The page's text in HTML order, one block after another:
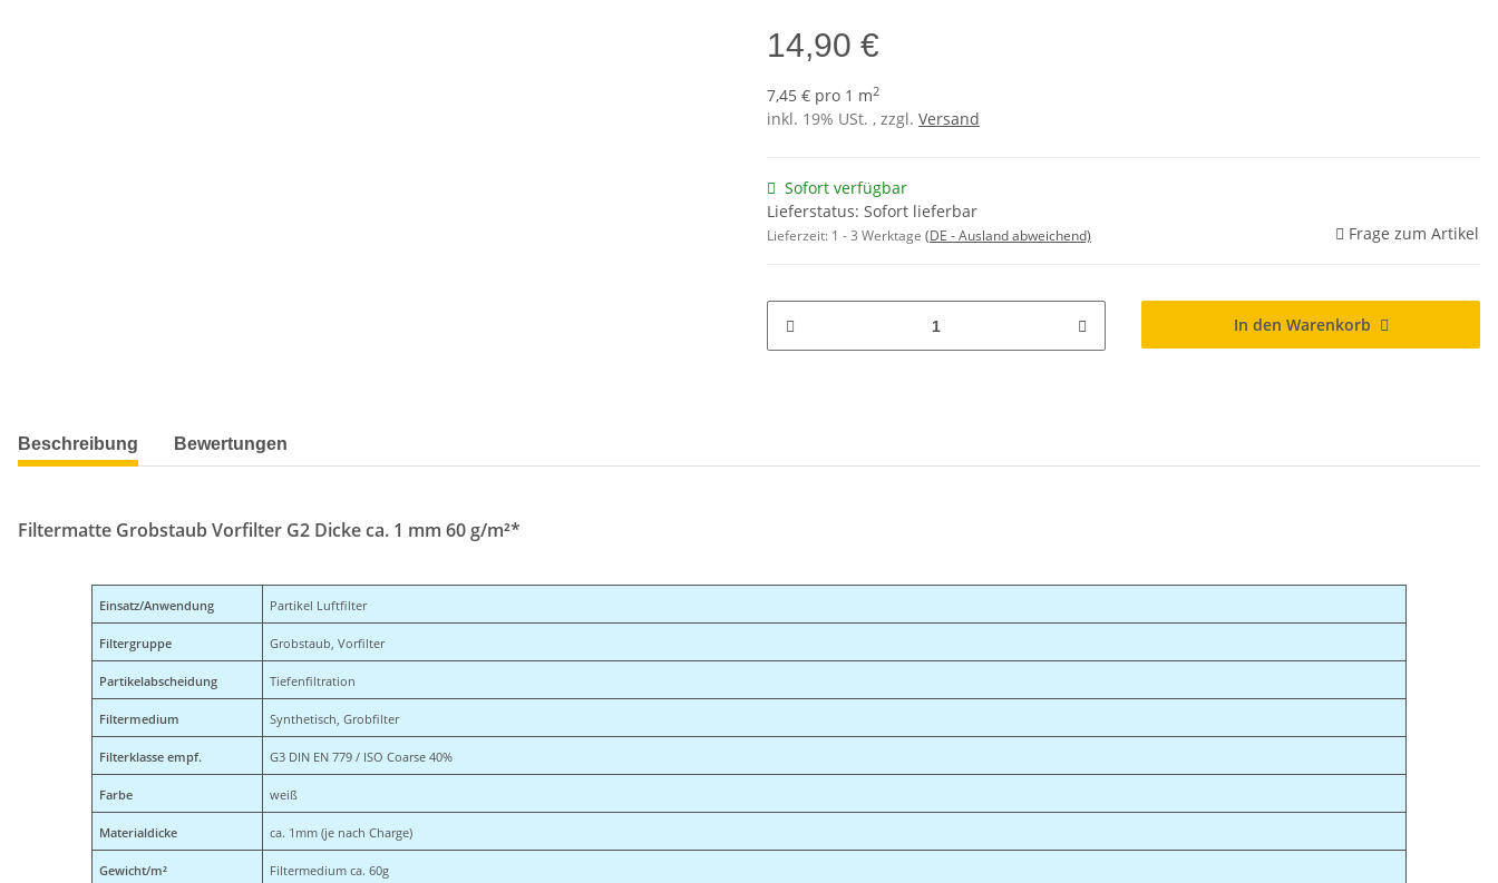
14,90 €
7,45 € pro 1 m2
inkl. 19% USt. , zzgl. Versand
Sofort verfügbar
Lieferstatus: Sofort lieferbar
Lieferzeit: 1 - 3 Werktage (DE - Ausland abweichend) Frage zum Artikel
In den Warenkorb
weitere Registerkarten anzeigen
Beschreibung Bewertungen
Filtermatte Grobstaub Vorfilter G2 Dicke ca. 1 mm 60 g/m²*
Einsatz/Anwendung Partikel Luftfilter
Filtergruppe Grobstaub, Vorfilter
Partikelabscheidung Tiefenfiltration
Filtermedium Synthetisch, Grobfilter
Filterklasse empf. G3 DIN EN 779 / ISO Coarse 40%
Farbe weiß
Materialdicke ca. 1mm (je nach Charge)
Gewicht/m² Filtermedium ca. 60g